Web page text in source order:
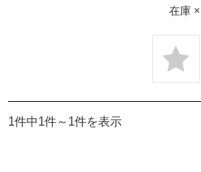
在庫 ×
1件中1件～1件を表示